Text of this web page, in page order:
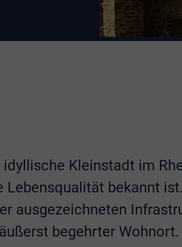
idyllische Kleinstadt im
Lebensqualität bekannt
ausgezeichneten
begehrter